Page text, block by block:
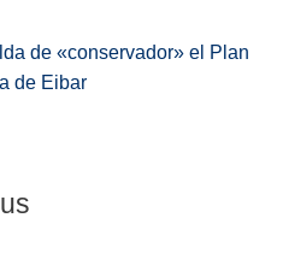
de «conservador» el Plan
de Eibar